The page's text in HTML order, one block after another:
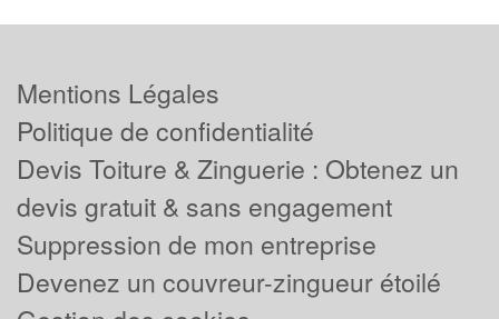
Mentions Légales
Politique de confidentialité
Devis Toiture & Zinguerie : Obtenez un
devis gratuit & sans engagement
Suppression de mon entreprise
Devenez un couvreur-zingueur étoilé